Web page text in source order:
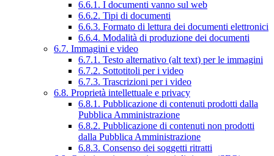
6.6.1. I documenti vanno sul web
6.6.2. Tipi di documenti
6.6.3. Formato di lettura dei documenti elettronici
6.6.4. Modalità di produzione dei documenti
6.7. Immagini e video
6.7.1. Testo alternativo (alt text) per le immagini
6.7.2. Sottotitoli per i video
6.7.3. Trascrizioni per i video
6.8. Proprietà intellettuale e privacy
6.8.1. Pubblicazione di contenuti prodotti dalla
Pubblica Amministrazione
6.8.2. Pubblicazione di contenuti non prodotti
dalla Pubblica Amministrazione
6.8.3. Consenso dei soggetti ritratti